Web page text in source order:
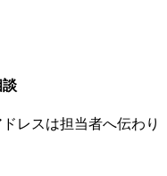
談
レスは担当者へ伝わり